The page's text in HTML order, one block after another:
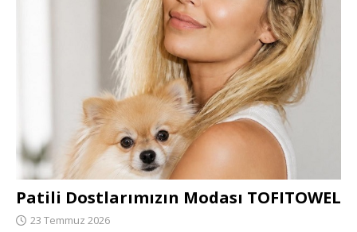
Patili Dostlarımızın Modası TOFITOWEL
23 Temmuz 2026